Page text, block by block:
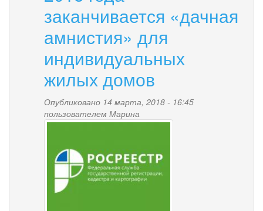
победитель
конкурсе
проектов
национальных
языков
коренных
малочисленных
народов
Севера,
Дальнего
Востока
и
заканчивается «дачная
амнистия» для
индивидуальных
жилых домов
Опубликовано 14 марта, 2018 - 16:45
пользователем Марина
i.jpg